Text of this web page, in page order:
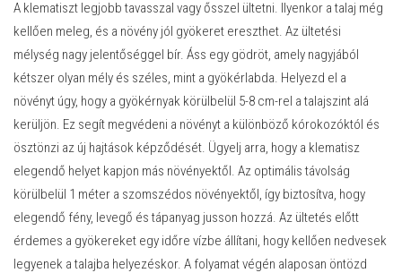
A klematiszt legjobb tavasszal vagy ősszel ültetni. Ilyenkor a talaj még
kellően meleg, és a növény jól gyökeret ereszthet. Az ültetési
mélység nagy jelentőséggel bír. Áss egy gödröt, amely nagyjából
kétszer olyan mély és széles, mint a gyökérlabda. Helyezd el a
növényt úgy, hogy a gyökérnyak körülbelül 5-8 cm-rel a talajszint alá
kerüljön. Ez segít megvédeni a növényt a különböző kórokozóktól és
ösztönzi az új hajtások képződését. Ügyelj arra, hogy a klematisz
elegendő helyet kapjon más növényektől. Az optimális távolság
körülbelül 1 méter a szomszédos növényektől, így biztosítva, hogy
elegendő fény, levegő és tápanyag jusson hozzá. Az ültetés előtt
érdemes a gyökereket egy időre vízbe állítani, hogy kellően nedvesek
legyenek a talajba helyezéskor. A folyamat végén alaposan öntözd